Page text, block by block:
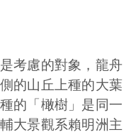
考慮的對象，龍舟
的山丘上種的大葉
的「橄樹」是同一
大景觀系賴明洲主